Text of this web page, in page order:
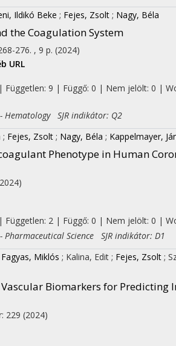
Ildikó Beke ; Fejes, Zsolt ; Nagy, Béla
the Coagulation System
276. , 9 p. (2024)
URL
| Független: 9 | Függő: 0 | Nem jelölt: 0 |
Hematology SJR indikátor: Q2
; Fejes, Zsolt ; Nagy, Béla ; Kappelmayer,
Phenotype in Human
2 | Függő: 0 | Nem jelölt: 0 |
Science SJR indikátor: D1
Fagyas, Miklós ; Kalina, Edit ; Fejes, Zsolt ;
Biomarkers for Predicting
229 (2024)